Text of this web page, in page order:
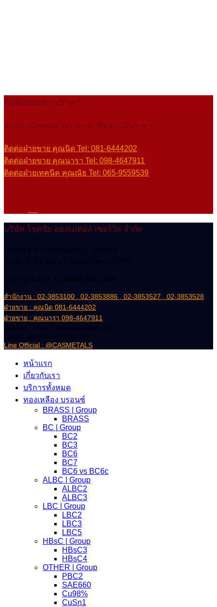
ติดต่อสอบถามราคา
ส่งแบบ Drawing ส่งรูปภาพ เพื่อประเมินราคา
ติดต่อฝ่ายขาย คุณนิด Tel: 081-6444202
ติดต่อฝ่ายขาย คุณนารา Tel: 098-4647911
ติดต่อฝ่ายเทคนิค คุณณัธ Tel: 065-9559539
บริษัท โชคชัย ออลเมทอล เซอร์วิส จำกัด
1448 ม.8 ซ.สามมิตรเจริญ ถ.เทพารักษ์
ต.เทพารักษ์ อ.เมือง จ.สมุทรปราการ 10270
Copyright 2026 © CASMETAS.COM
สำนักงาน : 02-3853100 , 02-3853886 , 02-3853527 , 02-3853528
ฝ่ายขาย : คุณนิด 081-6444202
ฝ่ายขาย : คุณนารา 098-4647911
website : https://www.casmetals.com
email : sale@casmetals.com
Line Official : @CASMETALS
หน้าแรก
เกี่ยวกับเรา
บริการทั้งหมด
ทองเหลือง บรอนซ์
BRASS | Group
BRASS
BC | Group
BC2
BC3
BC6
BC7
BC6 vs BC6c
ALBC | Group
ALBC2
ALBC3
LBC | Group
LBC2
LBC3
LBC5
HBsC | Group
HBsC3
HBsC4
OTHER | Group
PBC2
SAE660
Cu98%
CuSn1